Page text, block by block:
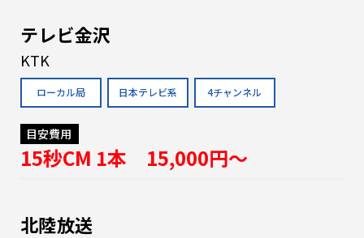
テレビ金沢
KTK
ローカル局 日本テレビ系 4チャンネル
目安費用
15秒CM 1本 15,000円〜
北陸放送